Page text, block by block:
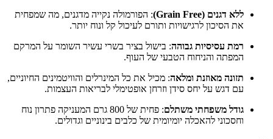
ללא דגנים (Grain Free)
: הפורמולה נקייה מדגנים, מה שמפחית
את הסיכון לרגישויות ותורם לעיכול קל ונוח יותר.
רמת עסיסיות גבוהה: בישול בציר בשרי עשיר השומר על המרקם
המפתה והניחוח הטבעי של העוף.
תזונה מאוזנת ומלאה: מכיל את כל המינרלים והוויטמינים החיוניים,
עם דגש על יחס סידן וזרחן אופטימלי לבריאות העצמות.
גודל משפחתי משתלם
: פחית של 800 גרם המעניקה פתרון נוח
וחסכוני להאכלה יומיומית של כלבים בינוניים וגדולים.